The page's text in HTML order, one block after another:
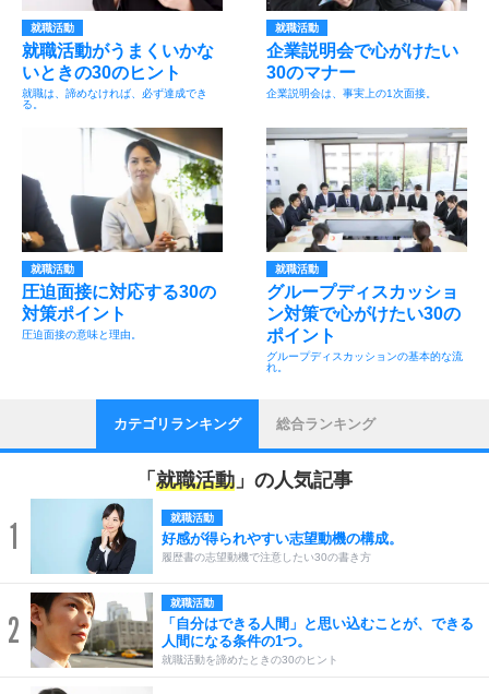
就職活動
就職活動がうまくいかな
いときの30のヒント
就職は、諦めなければ、必ず達成でき
る。
就職活動
企業説明会で心がけたい
30のマナー
企業説明会は、事実上の1次面接。
就職活動
圧迫面接に対応する30の
対策ポイント
圧迫面接の意味と理由。
就職活動
グループディスカッショ
ン対策で心がけたい30の
ポイント
グループディスカッションの基本的な流
れ。
カテゴリランキング 総合ランキング
「 就職活動 」の人気記事
1 就職活動
好感が得られやすい志望動機の構成。
履歴書の志望動機で注意したい30の書き方
2
就職活動
「自分はできる人間」と思い込むことが、できる
人間になる条件の1つ。
就職活動を諦めたときの30のヒント